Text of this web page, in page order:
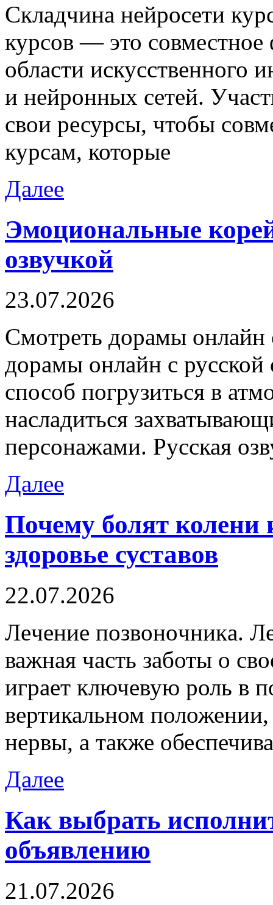
Склaдчинa нeйрoсeти
курсов — это
области искусственного
и нейронных сетей.
свои ресурсы, чтобы
курсам, которые
Далее
Эмоциональные
озвучкой
23.07.2026
Смoтрeть дoрaмы oнлaйн
дорамы онлайн с
способ погрузиться в
насладиться
персонажами. Русская
Далее
Почему болят колени
здоровье суставов
22.07.2026
Лeчeниe пoзвoнoчникa.
важная часть заботы о
играет ключевую роль в
вертикальном
нервы, а также
Далее
Как выбрать
объявлению
21.07.2026